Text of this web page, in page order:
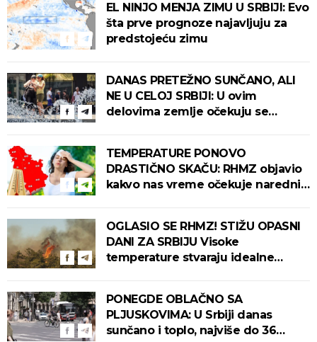
EL NINJO MENJA ZIMU U SRBIJI: Evo
šta prve prognoze najavljuju za
predstojeću zimu
DANAS PRETEŽNO SUNČANO, ALI
NE U CELOJ SRBIJI: U ovim
delovima zemlje očekuju se
TEMPERATURE PONOVO
DRASTIČNO SKAČU: RHMZ objavio
kakvo nas vreme očekuje narednih
OGLASIO SE RHMZ! STIŽU OPASNI
DANI ZA SRBIJU Visoke
temperature stvaraju idealne
PONEGDE OBLAČNO SA
PLJUSKOVIMA: U Srbiji danas
sunčano i toplo, najviše do 36